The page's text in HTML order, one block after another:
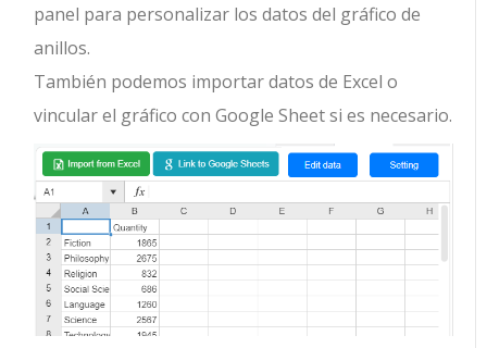
panel para personalizar los datos del gráfico de
anillos.
También podemos importar datos de Excel o
vincular el gráfico con Google Sheet si es necesario.